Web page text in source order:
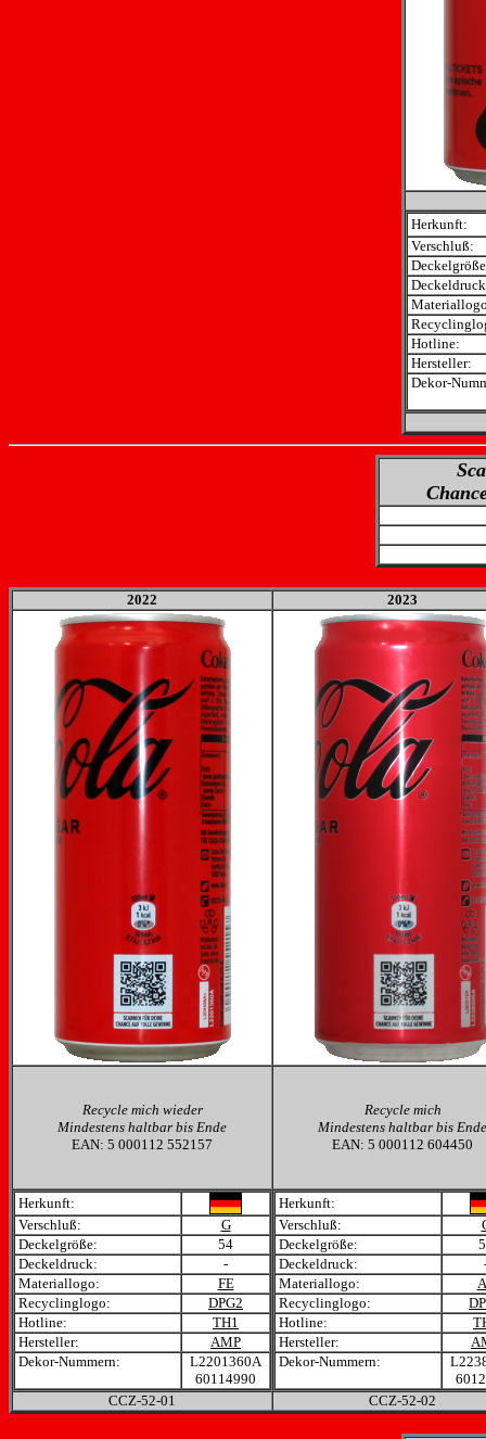
Herkunft:
Verschluß:
Hotline:
Hersteller:
Dekor-
2022 2023
Recycle mich wieder
Mindestens haltbar bis Ende
EAN: 5 000112 552157
Recycle mich
Mindestens haltbar bis Ende
EAN: 5 000112 604450
Herkunft:
Verschluß:
G
Deckelgröße:
54
Deckeldruck:
-
Materiallogo:
FE
Recyclinglogo:
DPG2
Hotline:
TH1
Hersteller:
AMP
Dekor-Nummern:
L2201360A
60114990
Herkunft:
Verschluß:
Deckelgröße:
Deckeldruck:
Materiallogo:
Recyclinglogo:
Hotline:
Hersteller:
Dekor-Nummern:
CCZ-52-01 CCZ-52-02